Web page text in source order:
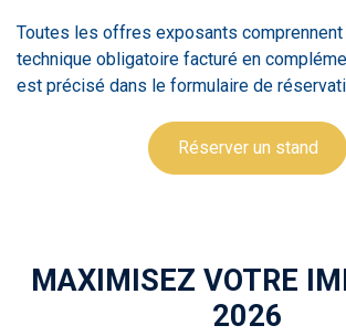
Toutes les offres exposants
technique obligatoire facturé en
est précisé dans le formulaire de
Réserver un stand
MAXIMISEZ VOTRE
2026